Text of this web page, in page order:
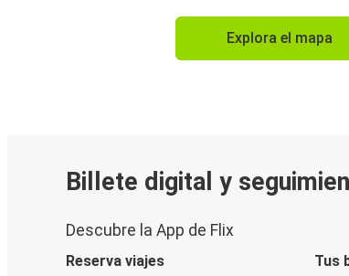
Explora el mapa
Billete digital y
Descubre la App de Flix
Reserva viajes Tus